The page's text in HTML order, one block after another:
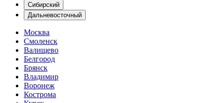
Сибирский
Дальневосточный
Москва
Смоленск
Валищево
Белгород
Брянск
Владимир
Воронеж
Кострома